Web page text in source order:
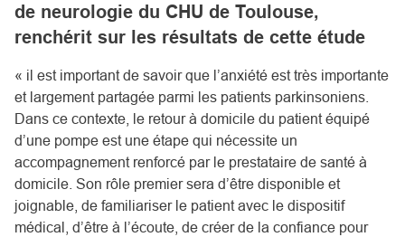
de neurologie du CHU de Toulouse,
renchérit sur les résultats de cette étude
« il est important de savoir que l’anxiété est très importante
et largement partagée parmi les patients parkinsoniens.
Dans ce contexte, le retour à domicile du patient équipé
d’une pompe est une étape qui nécessite un
accompagnement renforcé par le prestataire de santé à
domicile. Son rôle premier sera d’être disponible et
joignable, de familiariser le patient avec le dispositif
médical, d’être à l’écoute, de créer de la confiance pour